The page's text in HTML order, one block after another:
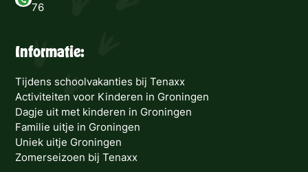
76
Informatie:
Tijdens schoolvakanties bij Tenaxx
Activiteiten voor Kinderen in Groningen
Dagje uit met kinderen in Groningen
Familie uitje in Groningen
Uniek uitje Groningen
Zomerseizoen bij Tenaxx